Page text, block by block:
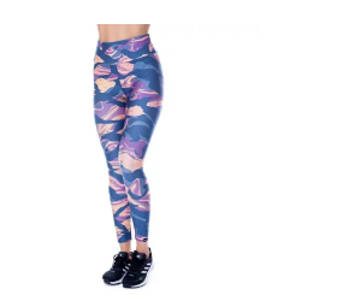
ア フィットネス ヨガ インポート コ